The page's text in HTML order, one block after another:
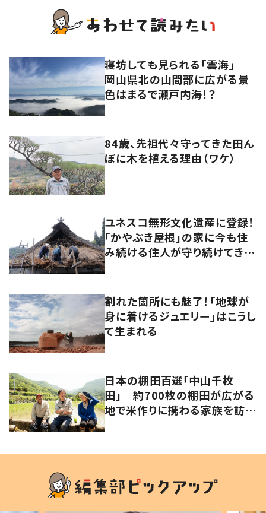
寝坊しても見られる「雲海」
岡山県北の山間部に広がる景
色はまるで瀬戸内海！？
84歳、先祖代々守ってきた田ん
ぼに木を植える理由（ワケ）
ユネスコ無形文化遺産に登録！
「かやぶき屋根」の家に今も住
み続ける住人が守り続けてきた
割れた箇所にも魅了！「地球が
身に着けるジュエリー」はこうし
て生まれる
日本の棚田百選「中山千枚
田」 約700枚の棚田が広がる
地で米作りに携わる家族を訪ね